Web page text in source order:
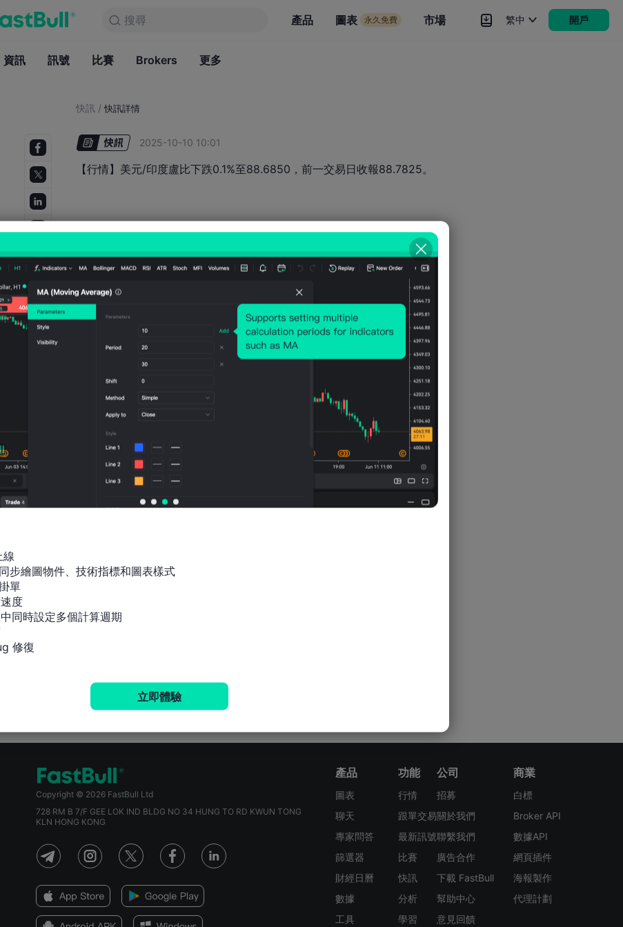
搜尋 產品 圖表 永久免費 市場
資訊 訊號
繁中 開戶
搜尋
資訊 訊號 比賽 Brokers 更多
快訊 / 快訊詳情
2025-10-10 10:01
【行情】美元/印度盧比下跌0.1%至88.6850，前一交易日收報88.7825。
Copyright © 2026 FastBull Ltd
728 RM B 7/F GEE LOK IND BLDG NO 34 HUNG TO RD KWUN TONG
KLN HONG KONG
產品
圖表
聊天
專家問答
篩選器
財經日曆
數據
工具
功能
行情
跟單交易
最新訊號
比賽
快訊
分析
學習
公司
招募
關於我們
聯繫我們
廣告合作
下載 FastBull
幫助中心
意見回饋
商業
白標
Broker API
數據API
網頁插件
海報製作
代理計劃
線
步繪圖物件、技術指標和圖表樣式
單
度
同時設定多個計算週期
修復
立即體驗